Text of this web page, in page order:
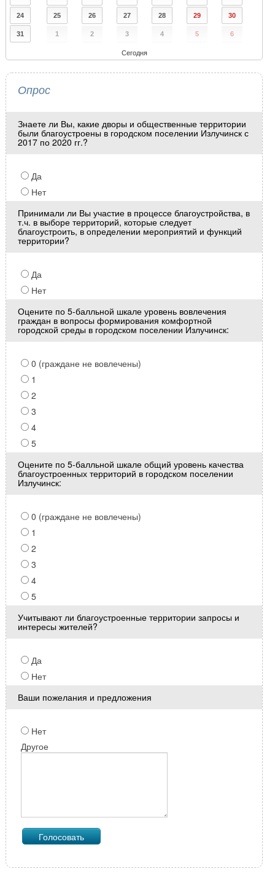
24 25 26 27 28 29 30
31 1 2 3 4 5 6
Сегодня
Опрос
Знаете ли Вы, какие дворы и общественные территории
были благоустроены в городском поселении Излучинск с
2017 по 2020 гг.?
Да
Нет
Принимали ли Вы участие в процессе благоустройства, в
т.ч. в выборе территорий, которые следует
благоустроить, в определении мероприятий и функций
территории?
Да
Нет
Оцените по 5-балльной шкале уровень вовлечения
граждан в вопросы формирования комфортной
городской среды в городском поселении Излучинск:
0 (граждане не вовлечены)
1
2
3
4
5
Оцените по 5-балльной шкале общий уровень качества
благоустроенных территорий в городском поселении
Излучинск:
0 (граждане не вовлечены)
1
2
3
4
5
Учитывают ли благоустроенные территории запросы и
интересы жителей?
Да
Нет
Ваши пожелания и предложения
Нет
Другое